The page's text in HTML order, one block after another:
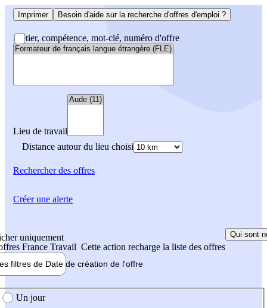
Imprimer Besoin d'aide sur la recherche d'offres d'emploi ?
Métier, compétence, mot-clé, numéro d'offre
Lieu de travail
Distance autour du lieu choisi
Rechercherdes offres
uniquement
France Travail Cette action recharge la liste des offres
Qui sont
filtres de Date de création de l'offre
création de l'offre
Un jour
Créer une alerte